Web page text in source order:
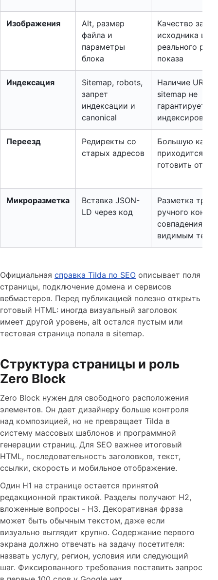
Изображения
Alt, размер
файла и
параметры
блока
Качество
исходника и
реального
показа
Индексация
Sitemap, robots,
запрет
индексации и
canonical
Наличие URL в
sitemap не
гарантирует
Переезд
Редиректы со
старых адресов
Большую карту
приходится
готовить
Микроразметка
Вставка JSON-
LD через код
Разметка
ручного
совпадения с
видимым
Официальная справка Tilda по SEO описывает поля
страницы, подключение домена и сервисов
вебмастеров. Перед публикацией полезно открыть
готовый HTML: иногда визуальный заголовок
имеет другой уровень, alt остался пустым или
тестовая страница попала в sitemap.
Структура страницы и роль
Zero Block
Zero Block нужен для свободного расположения
элементов. Он дает дизайнеру больше контроля
над композицией, но не превращает Tilda в
систему массовых шаблонов и программной
генерации страниц. Для SEO важнее итоговый
HTML, последовательность заголовков, текст,
ссылки, скорость и мобильное отображение.
Один H1 на странице остается принятой
редакционной практикой. Разделы получают H2,
вложенные вопросы - H3. Декоративная фраза
может быть обычным текстом, даже если
визуально выглядит крупно. Содержание первого
экрана должно отвечать на задачу посетителя:
назвать услугу, регион, условия или следующий
шаг. Фиксированного требования поставить запрос